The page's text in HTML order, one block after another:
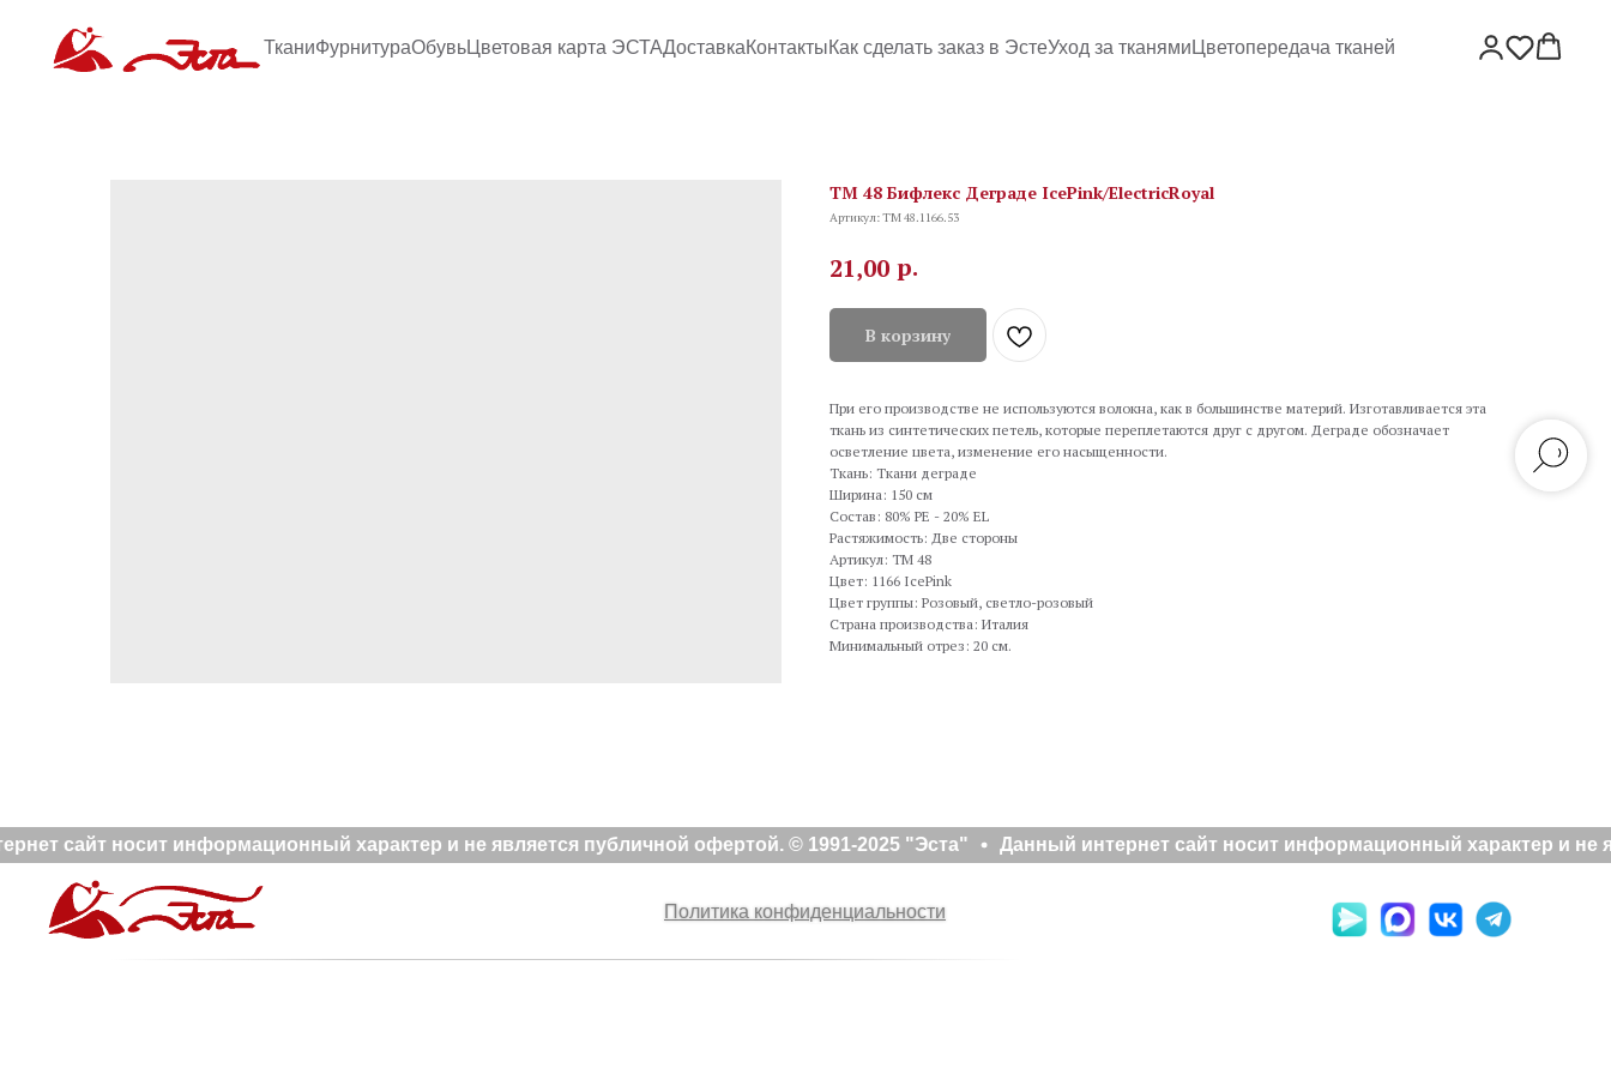
ТканиФурнитураОбувьЦветовая карта ЭСТАДоставкаКонтактыКак сделать заказ в ЭстеУход за тканями Цветопередача тканей
TM 48 Бифлекс Деграде IcePink/ElectricRoyal
Артикул:TM 48.1166.53
21,00 р.
В корзину
При его производстве не используются волокна, как в большинстве материй. Изготавливается эта
ткань из синтетических петель, которые переплетаются друг с другом. Деграде обозначает
осветление цвета, изменение его насыщенности.
Ткань: Ткани деграде
Ширина: 150 см
Состав: 80% PE - 20% EL
Растяжимость: Две стороны
Артикул: TM 48
Цвет: 1166 IcePink
Цвет группы: Розовый, светло-розовый
Страна производства: Италия
Минимальный отрез: 20 см.
сайт носит информационный характер и не является публичной офертой. © 1991-2025 "Эста" Данный интернет сайт носит информационный характер и не
Политика конфиденциальности